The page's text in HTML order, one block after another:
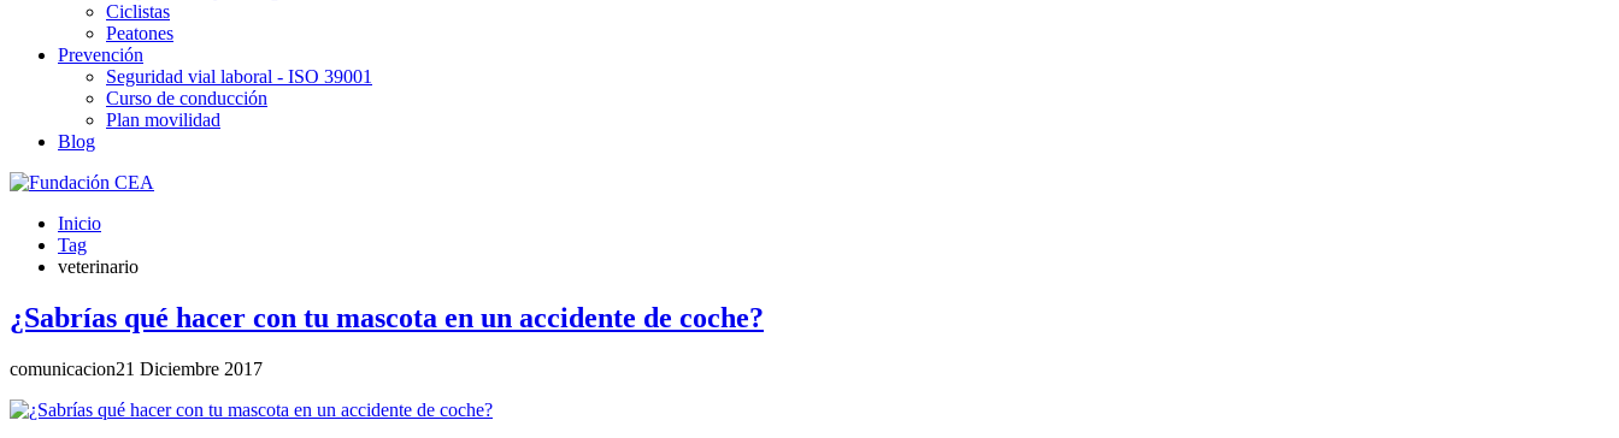
Ciclistas
Peatones
Prevención
Seguridad vial laboral - ISO 39001
Curso de conducción
Plan movilidad
Blog
Inicio
Tag
veterinario
¿Sabrías qué hacer con tu mascota en un accidente de coche?
comunicacion21 Diciembre 2017